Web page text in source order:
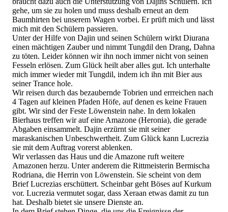
gehe, um sie zu holen und muss deshalb erneut an dem
Baumhirten bei unserem Wagen vorbei. Er prüft mich und lässt
mich mit den Schülern passieren.
Unter der Hilfe von Dajin und seinen Schülern wirkt Diurana
einen mächtigen Zauber und nimmt Tungdil den Drang, Dahna
zu töten. Leider können wir ihn noch immer nicht von seinen
Fesseln erlösen. Zum Glück heilt aber alles gut. Ich unterhalte
mich immer wieder mit Tungdil, indem ich ihn mit Bier aus
seiner Trance hole.
Wir reisen durch das bezaubernde Tobrien und errreichen nach
4 Tagen auf kleinen Pfaden Höfe, auf denen es keine Frauen
gibt. Wir sind der Feste Löwenstein nahe. In dem lokalen
Bierhaus treffen wir auf eine Amazone (Heronia), die gerade
Abgaben einsammelt. Dajin erzürnt sie mit seiner
maraskanischen Unbeschwertheit. Zum Glück kann Lucrezia
sie mit dem Auftrag vorerst ablenken.
Wir verlassen das Haus und die Amazone ruft weitere
Amazonen herzu. Unter anderem die Rittmeisterin Bermischa
Rodriana, die Herrin von Löwenstein. Sie scheint von dem
Brief Lucrezias erschüttert. Scheinbar geht Böses auf Kurkum
vor. Lucrezia vermutet sogar, dass Xeraan etwas damit zu tun
hat. Deshalb bietet sie unsere Dienste an.